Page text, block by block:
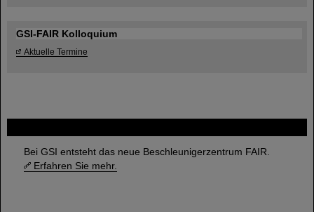
Bei GSI entsteht das neue Beschleunigerzentrum FAIR.
Erfahren Sie mehr.
GSI-FAIR Kolloquium
Aktuelle Termine